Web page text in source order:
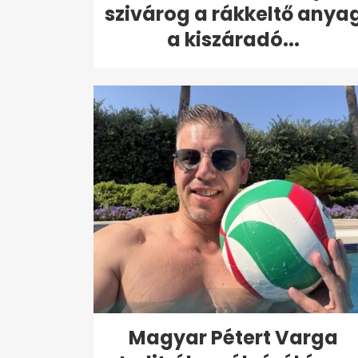
szivárog a rákkeltő
a kiszáradó...
Magyar Pétert Varga